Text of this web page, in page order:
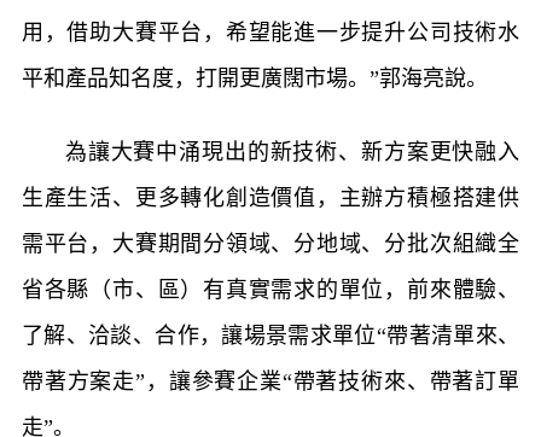
用，借助大賽平台，希望能進一步提升公司技術水
平和產品知名度，打開更廣闊市場。”郭海亮說。
為讓大賽中涌現出的新技術、新方案更快融入
生產生活、更多轉化創造價值，主辦方積極搭建供
需平台，大賽期間分領域、分地域、分批次組織全
省各縣（市、區）有真實需求的單位，前來體驗、
了解、洽談、合作，讓場景需求單位“帶著清單來、
帶著方案走”，讓參賽企業“帶著技術來、帶著訂單
走”。